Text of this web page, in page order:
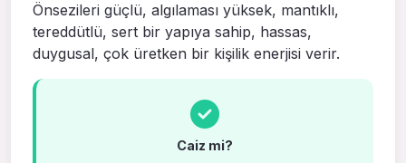
Önsezileri güçlü, algılaması yüksek, mantıklı,
tereddütlü, sert bir yapıya sahip, hassas,
duygusal, çok üretken bir kişilik enerjisi verir.
Caiz mi?